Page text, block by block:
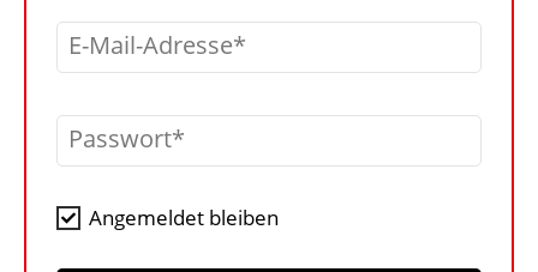
VIDEOS
BIBLIOTHEK
KRAN & BÜHNE
E-Mail-Adresse
Passwort
Angemeldet bleiben